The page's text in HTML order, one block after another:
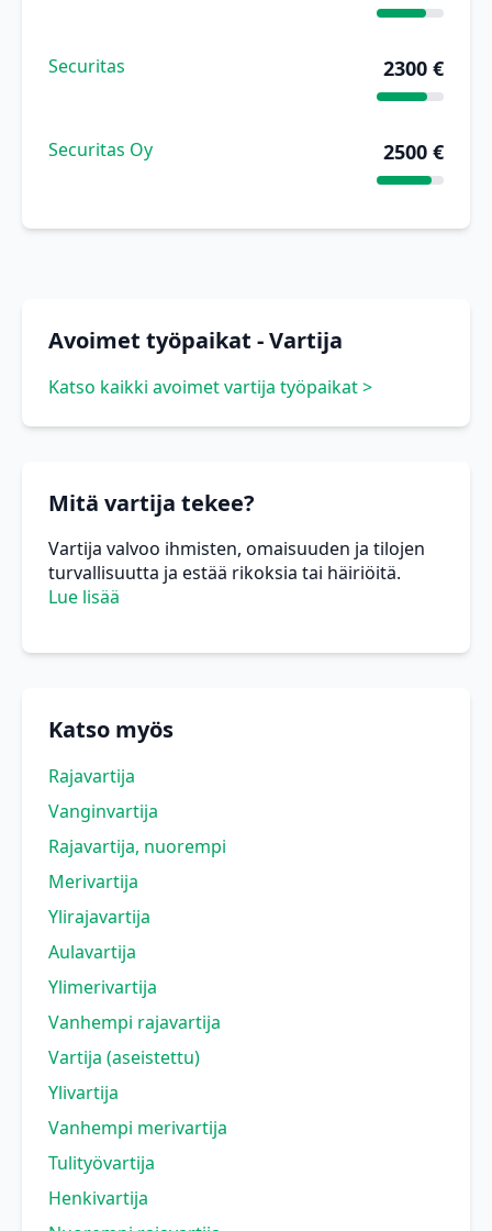
Securitas 2300 €
Securitas Oy 2500 €
Avoimet työpaikat - Vartija
Katso kaikki avoimet vartija työpaikat >
Mitä vartija tekee?
Vartija valvoo ihmisten, omaisuuden ja tilojen
turvallisuutta ja estää rikoksia tai häiriöitä.
Lue lisää
Katso myös
Rajavartija
Vanginvartija
Rajavartija, nuorempi
Merivartija
Ylirajavartija
Aulavartija
Ylimerivartija
Vanhempi rajavartija
Vartija (aseistettu)
Ylivartija
Vanhempi merivartija
Tulityövartija
Henkivartija